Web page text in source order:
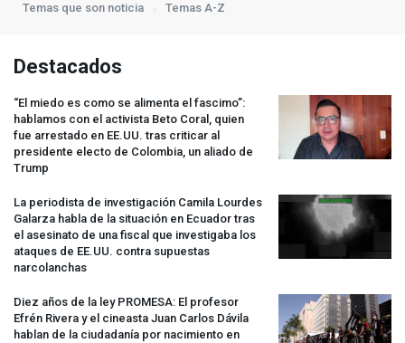
Temas que son noticia Temas A-Z
Destacados
“El miedo es como se alimenta el fascimo”:
hablamos con el activista Beto Coral, quien
fue arrestado en EE.UU. tras criticar al
presidente electo de Colombia, un aliado de
Trump
La periodista de investigación Camila Lourdes
Galarza habla de la situación en Ecuador tras
el asesinato de una fiscal que investigaba los
ataques de EE.UU. contra supuestas
narcolanchas
Diez años de la ley PROMESA: El profesor
Efrén Rivera y el cineasta Juan Carlos Dávila
hablan de la ciudadanía por nacimiento en